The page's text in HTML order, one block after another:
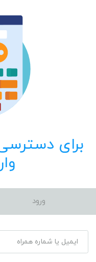
برای
ورود
ایمیل یا شماره همراه